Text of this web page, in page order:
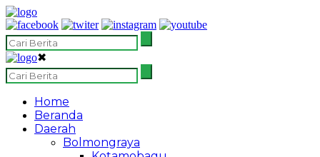
✖
Home
Beranda
Daerah
Bolmongraya